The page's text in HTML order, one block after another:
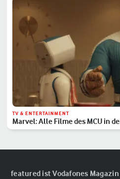
TV & ENTERTAINMENT
Marvel: Alle Filme des MCU in
Reihenfolge
featured ist Vodafones